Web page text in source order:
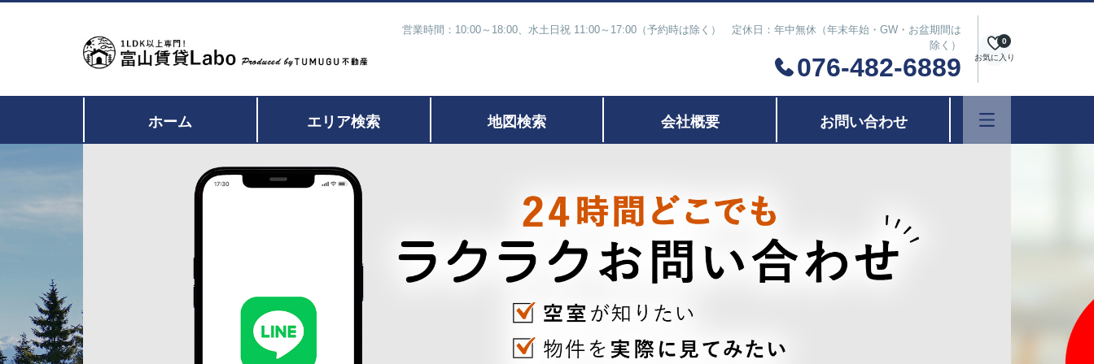
営業時間：10:00～18:00、水土日祝 11:00～17:00（予約時は除く） 定休日：年中無休（年末年始・GW・お盆期間は
除く）
076-482-6889 お気に入り
0
ホーム エリア検索 地図検索 会社概要 お問い合わせ